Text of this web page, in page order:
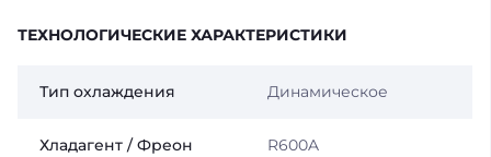
ТЕХНОЛОГИЧЕСКИЕ ХАРАКТЕРИСТИКИ
Тип охлаждения Динамическое
Хладагент / Фреон R600A